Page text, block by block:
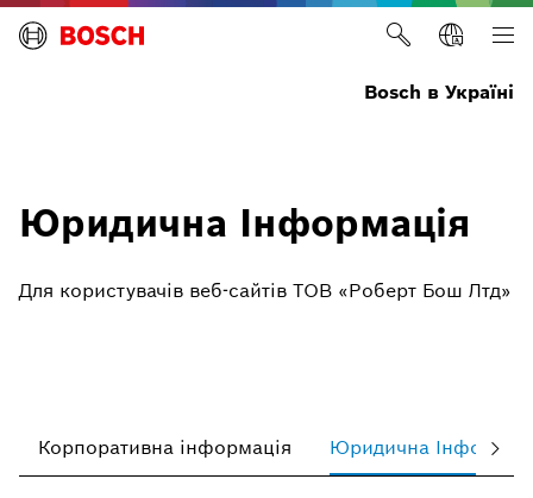
Bosch в Україні
Юридична Інформація
Для користувачів веб-сайтів ТОВ «Роберт Бош Лтд»
Корпоративна інформація Юридична